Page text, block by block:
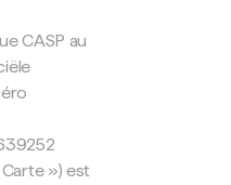
CASP au
») est